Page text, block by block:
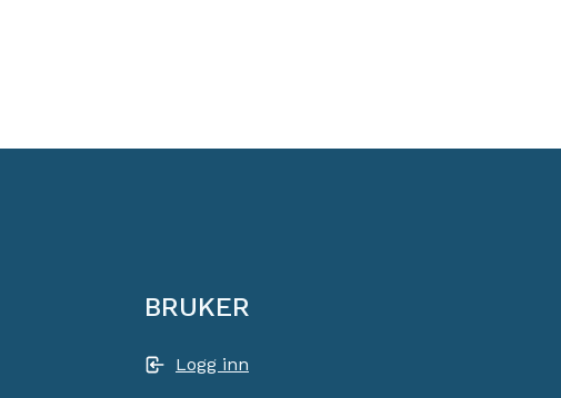
BRUKER
Logg inn